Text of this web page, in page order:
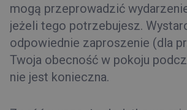
mogą przeprowadzić
jeżeli tego potrzebujesz.
odpowiednie zaproszenie (dla
Twoja obecność w pokoju
nie jest konieczna.